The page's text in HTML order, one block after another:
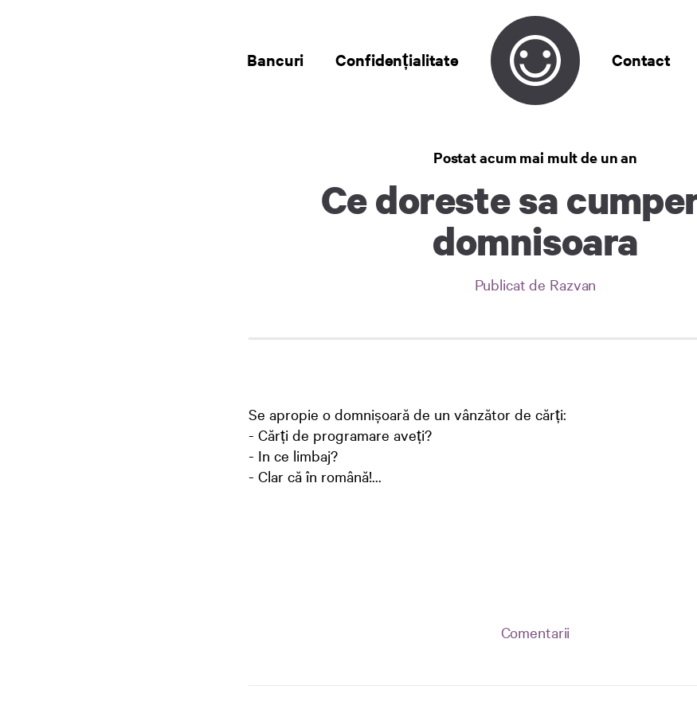
Bancuri Confidențialitate Contact
Postat acum mai mult de un an
Ce doreste sa
domnisoara
Publicat de Razvan
Se apropie o domnișoară de un vânzător de cărți:
- Cărți de programare aveți?
- In ce limbaj?
- Clar că în română!...
Comentarii